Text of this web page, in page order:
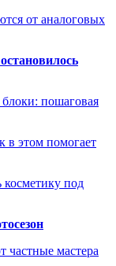
от аналоговых
пошаговая
в этом помогает
косметику под
частные мастера